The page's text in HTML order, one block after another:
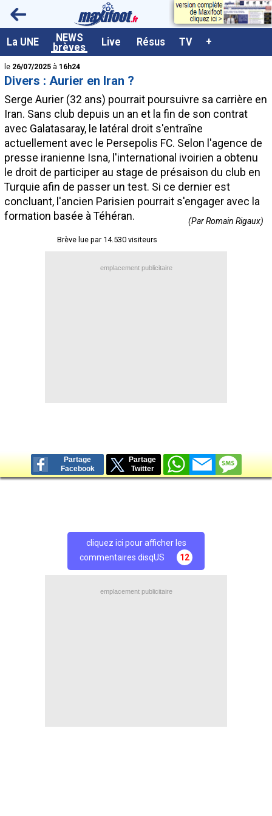
La UNE NEWS
brèves Live Résus TV +
<
le 26/07/2025 à 16h24
Divers : Aurier en Iran ?
Serge Aurier (32 ans) pourrait poursuivre sa carrière en
Iran. Sans club depuis un an et la fin de son contrat
avec Galatasaray, le latéral droit s'entraîne
actuellement avec le Persepolis FC. Selon l'agence de
presse iranienne Isna, l'international ivoirien a obtenu
le droit de participer au stage de présaison du club en
Turquie afin de passer un test. Si ce dernier est
concluant, l'ancien Parisien pourrait s'engager avec la
formation basée à Téhéran.
(Par Romain Rigaux)
Brève lue par 14.530 visiteurs
emplacement publicitaire
Partage
Facebook
Partage
Twitter
cliquez ici pour afficher les
commentaires disqUS
12
emplacement publicitaire
A la UNE
Dernières brèves
Live / Matchs en direct
Résultats et Classements
Class. buteurs européens
Programme TV foot
Vidéos
Sondages
Tableau transferts L1
Taille de la police